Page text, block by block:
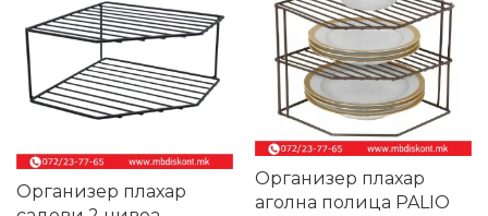
Организер плахар
аголна полица PALIO
Организер плахар